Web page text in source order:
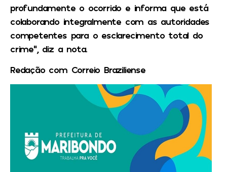
profundamente o ocorrido e informa que está
colaborando integralmente com as autoridades
competentes para o esclarecimento total do
crime”, diz a nota.
Redação com Correio Braziliense